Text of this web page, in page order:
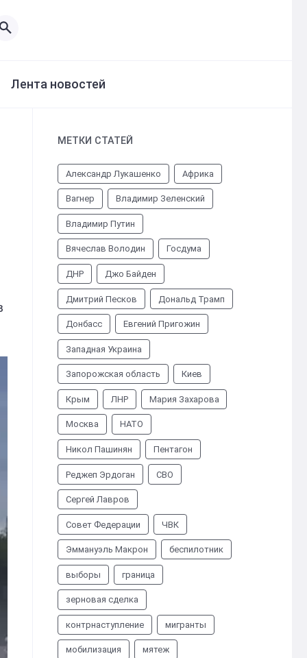
Лента новостей
МЕТКИ СТАТЕЙ
Александр Лукашенко Африка
Вагнер Владимир Зеленский
Владимир Путин
Вячеслав Володин Госдума
ДНР Джо Байден
Дмитрий Песков Дональд Трамп
Донбасс Евгений Пригожин
Западная Украина
Запорожская область Киев
Крым ЛНР Мария Захарова
Москва НАТО
Никол Пашинян Пентагон
Реджеп Эрдоган СВО
Сергей Лавров
Совет Федерации ЧВК
Эммануэль Макрон беспилотник
выборы граница
зерновая сделка
контрнаступление мигранты
мобилизация мятеж